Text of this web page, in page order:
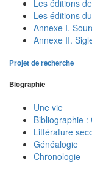
Les éditions
Les éditions
Annexe I.
Annexe II.
Projet de recherche
Biographie
Une vie
Bibliographie
Littérature
Généalogie
Chronologie